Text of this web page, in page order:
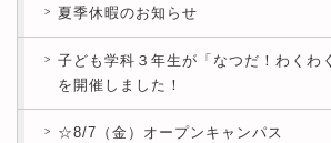
夏季休暇のお知らせ
子ども学科３年生が「なつだ！わくわ
を開催しました！
☆8/7（金）オープンキャンパス